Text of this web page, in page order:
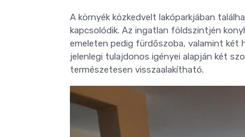
A környék közkedvelt lakóparkjában
kapcsolódik. Az ingatlan földszintjén
emeleten pedig fürdőszoba, valamint két
jelenlegi tulajdonos igényei alapján két
természetesen visszaalakítható.